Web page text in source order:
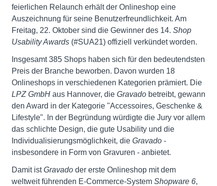
feierlichen Relaunch erhält der Onlineshop eine
Auszeichnung für seine Benutzerfreundlichkeit. Am
Freitag, 22. Oktober sind die Gewinner des 14. Shop
Usability Awards (#SUA21) offiziell verkündet worden.
Insgesamt 385 Shops haben sich für den bedeutendsten
Preis der Branche beworben. Davon wurden 18
Onlineshops in verschiedenen Kategorien prämiert. Die
LPZ GmbH aus Hannover, die Gravado betreibt, gewann
den Award in der Kategorie "Accessoires, Geschenke &
Lifestyle". In der Begründung würdigte die Jury vor allem
das schlichte Design, die gute Usability und die
Individualisierungsmöglichkeit, die Gravado -
insbesondere in Form von Gravuren - anbietet.
Damit istGravado der erste Onlineshop mit dem
weltweit führenden E-Commerce-System Shopware 6,